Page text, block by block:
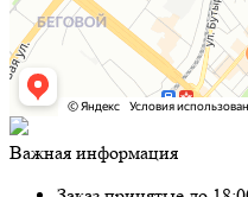
Важная информация